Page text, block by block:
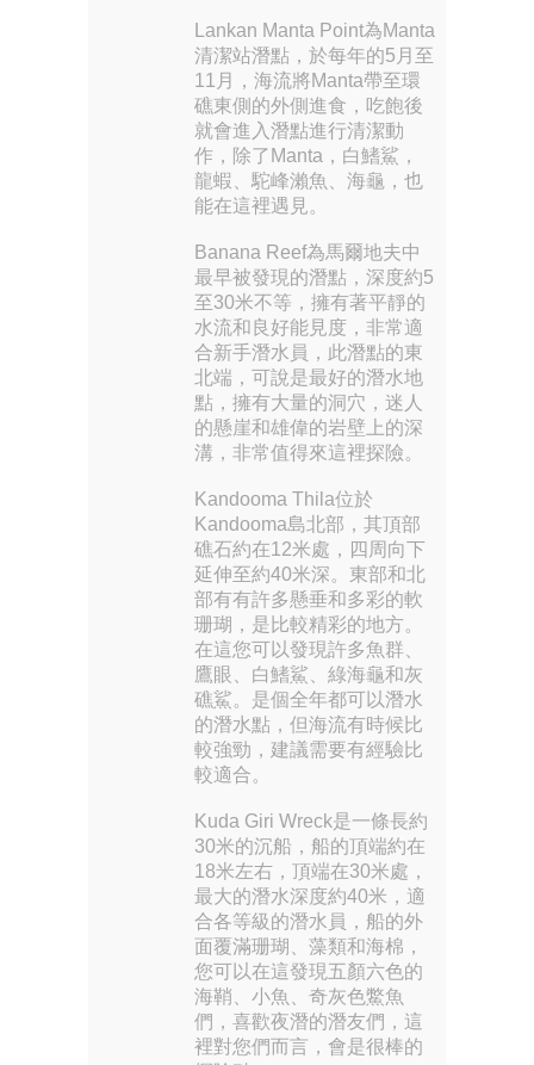
Lankan Manta Point為Manta
清潔站潛點，於每年的5月至
11月，海流將Manta帶至環
礁東側的外側進食，吃飽後
就會進入潛點進行清潔動
作，除了Manta，白鰭鯊，
龍蝦、駝峰瀨魚、海龜，也
能在這裡遇見。
Banana Reef為馬爾地夫中
最早被發現的潛點，深度約5
至30米不等，擁有著平靜的
水流和良好能見度，非常適
合新手潛水員，此潛點的東
北端，可說是最好的潛水地
點，擁有大量的洞穴，迷人
的懸崖和雄偉的岩壁上的深
溝，非常值得來這裡探險。
Kandooma Thila位於
Kandooma島北部，其頂部
礁石約在12米處，四周向下
延伸至約40米深。東部和北
部有有許多懸垂和多彩的軟
珊瑚，是比較精彩的地方。
在這您可以發現許多魚群、
鷹眼、白鰭鯊、綠海龜和灰
礁鯊。是個全年都可以潛水
的潛水點，但海流有時候比
較強勁，建議需要有經驗比
較適合。
Kuda Giri Wreck是一條長約
30米的沉船，船的頂端約在
18米左右，頂端在30米處，
最大的潛水深度約40米，適
合各等級的潛水員，船的外
面覆滿珊瑚、藻類和海棉，
您可以在這發現五顏六色的
海鞘、小魚、奇灰色鱉魚
們，喜歡夜潛的潛友們，這
裡對您們而言，會是很棒的